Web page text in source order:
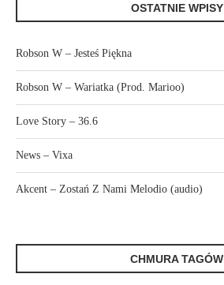
OSTATNIE WPISY
Robson W – Jesteś Piękna
Robson W – Wariatka (Prod. Marioo)
Love Story – 36.6
News – Vixa
Akcent – Zostań Z Nami Melodio (audio)
CHMURA TAGÓW